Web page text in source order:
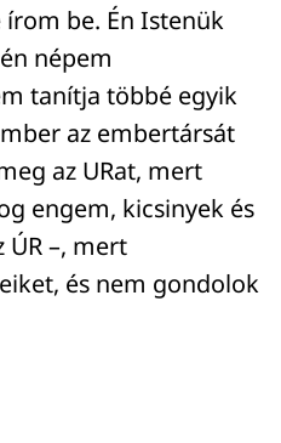
írom be. Én Istenük
népem
tanítja többé egyik
az embertársát
az URat, mert
engem, kicsinyek és
ÚR –, mert
és nem gondolok